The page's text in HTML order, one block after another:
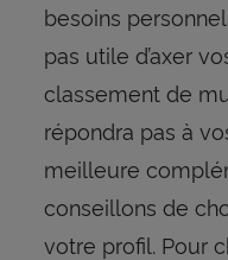
besoins
pas utile d’axer
classement de
répondra pas à
meilleure
conseillons de
votre profil. Pour